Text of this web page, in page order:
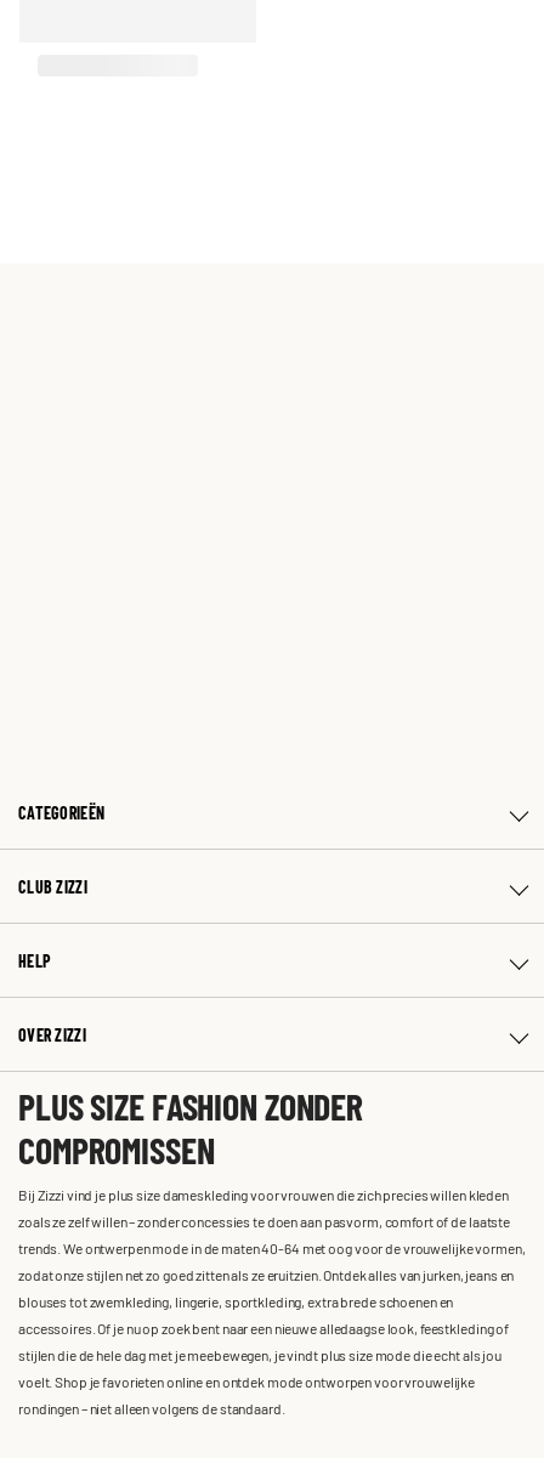
CATEGORIEËN
CLUB ZIZZI
HELP
OVER ZIZZI
PLUS SIZE FASHION ZONDER
COMPROMISSEN
Bij Zizzi vind je plus size dameskleding voor vrouwen die zich precies willen kleden
zoals ze zelf willen – zonder concessies te doen aan pasvorm, comfort of de laatste
trends. We ontwerpen mode in de maten 40-64 met oog voor de vrouwelijke vormen,
zodat onze stijlen net zo goed zitten als ze eruitzien. Ontdek alles van jurken, jeans en
blouses tot zwemkleding, lingerie, sportkleding, extra brede schoenen en
accessoires. Of je nu op zoek bent naar een nieuwe alledaagse look, feestkleding of
stijlen die de hele dag met je meebewegen, je vindt plus size mode die echt als jou
voelt. Shop je favorieten online en ontdek mode ontworpen voor vrouwelijke
rondingen – niet alleen volgens de standaard.